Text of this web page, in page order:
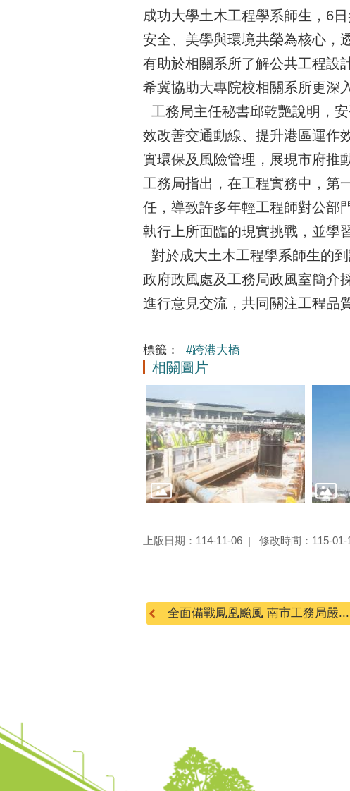
成功大學土木工程學系師生，6
安全、美學與環境共榮為核心，
有助於相關系所了解公共工程設
希冀協助大專院校相關系所更深
工務局主任秘書邱乾艷說明，
效改善交通動線、提升港區運作
實環保及風險管理，展現市府推
工務局指出，在工程實務中，第
任，導致許多年輕工程師對公部
執行上所面臨的現實挑戰，並學
對於成大土木工程學系師生的
政府政風處及工務局政風室簡介
進行意見交流，共同關注工程品
標籤： #跨港大橋
相關圖片
上版日期：114-11-06 修改時間：115-01-
全面備戰鳳凰颱風 南市工務局嚴...